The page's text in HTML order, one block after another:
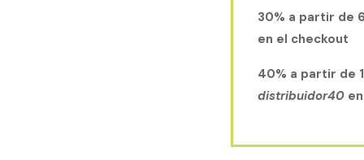
30% a partir de
en el checkout
40% a partir de
distribuidor40